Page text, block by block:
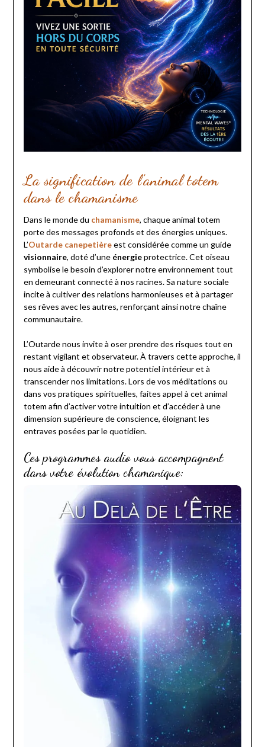
La signification de l’animal totem
dans le chamanisme
Dans le monde du chamanisme, chaque animal totem
porte des messages profonds et des énergies uniques.
L’Outarde canepetièreest considérée comme un guide
visionnaire, doté d’une énergieprotectrice. Cet oiseau
symbolise le besoin d’explorer notre environnement tout
en demeurant connecté à nos racines. Sa nature sociale
incite à cultiver des relations harmonieuses et à partager
ses rêves avec les autres, renforçant ainsi notre chaîne
communautaire.
L’Outarde nous invite à oser prendre des risques tout en
restant vigilant et observateur. À travers cette approche, il
nous aide à découvrir notre potentiel intérieur et à
transcender nos limitations. Lors de vos méditations ou
dans vos pratiques spirituelles, faites appel à cet animal
totem afin d’activer votre intuition et d’accéder à une
dimension supérieure de conscience, éloignant les
entraves posées par le quotidien.
Ces programmes audio vous accompagnent
dans votre évolution chamanique: